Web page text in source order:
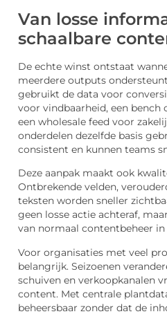
Van losse
schaalbare
De echte winst ontstaat
meerdere outputs
gebruikt de data voor
voor vindbaarheid, een bench
een wholesale feed voor
onderdelen dezelfde basis
consistent en kunnen teams
Deze aanpak maakt ook
Ontbrekende velden,
teksten worden sneller
geen losse actie achteraf,
van normaal contentbeheer in
Voor organisaties met veel
belangrijk. Seizoenen
schuiven en verkoopkanalen
content. Met centrale
beheersbaar zonder dat de